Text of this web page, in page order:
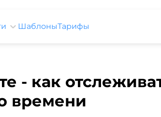
ШаблоныТарифы
- как
времени